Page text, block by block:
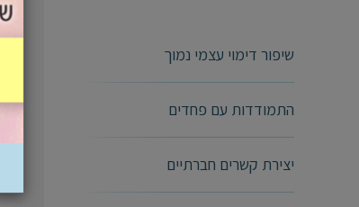
שיפור דימוי עצמי נמוך
התמודדות עם פחדים
יצירת קשרים חברתיים